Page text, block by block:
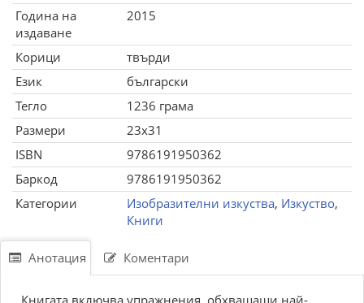
Година на
издаване
2015
Корици
твърди
Език
български
Тегло
1236 грама
Размери
23x31
ISBN
9786191950362
Баркод
9786191950362
Категории
Изобразителни изкуства, Изкуство,
Книги
Анотация Коментари
Книгата включва упражнения, обхващащи най-